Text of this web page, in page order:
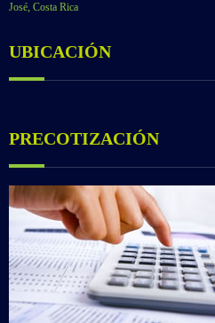
José, Costa Rica
UBICACIÓN
PRECOTIZACIÓN